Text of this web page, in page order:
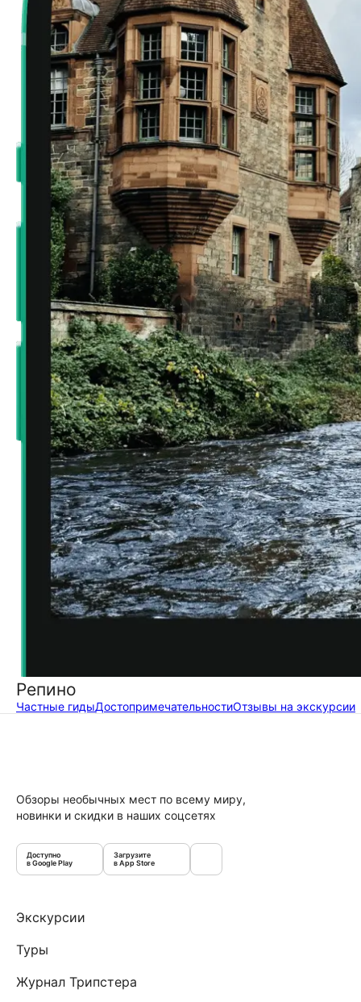
Репино
Частные гидыДостопримечательностиОтзывы на экскурсии
Обзоры необычных мест по всему миру,
новинки и скидки в наших соцсетях
Доступно
в Google Play
Загрузите
в App Store
Экскурсии
Туры
Журнал Трипстера